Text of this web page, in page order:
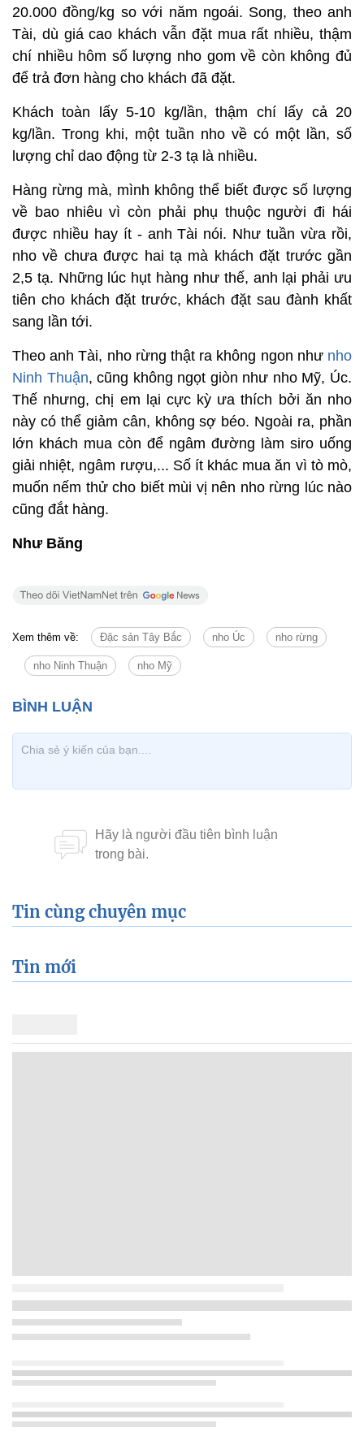
20.000 đồng/kg so với năm ngoái. Song, theo anh
Tài, dù giá cao khách vẫn đặt mua rất nhiều, thậm
chí nhiều hôm số lượng nho gom về còn không đủ
để trả đơn hàng cho khách đã đặt.
Khách toàn lấy 5-10 kg/lần, thậm chí lấy cả 20
kg/lần. Trong khi, một tuần nho về có một lần, số
lượng chỉ dao động từ 2-3 tạ là nhiều.
Hàng rừng mà, mình không thể biết được số lượng
về bao nhiêu vì còn phải phụ thuộc người đi hái
được nhiều hay ít - anh Tài nói. Như tuần vừa rồi,
nho về chưa được hai tạ mà khách đặt trước gần
2,5 tạ. Những lúc hụt hàng như thế, anh lại phải ưu
tiên cho khách đặt trước, khách đặt sau đành khất
sang lần tới.
Theo anh Tài, nho rừng thật ra không ngon như nho
Ninh Thuận, cũng không ngọt giòn như nho Mỹ, Úc.
Thế nhưng, chị em lại cực kỳ ưa thích bởi ăn nho
này có thể giảm cân, không sợ béo. Ngoài ra, phần
lớn khách mua còn để ngâm đường làm siro uống
giải nhiệt, ngâm rượu,... Số ít khác mua ăn vì tò mò,
muốn nếm thử cho biết mùi vị nên nho rừng lúc nào
cũng đắt hàng.
Như Băng
Xem thêm về: Đặc sản Tây Bắc nho Úc nho rừng
nho Ninh Thuận nho Mỹ
Tin cùng chuyên mục
Tin mới